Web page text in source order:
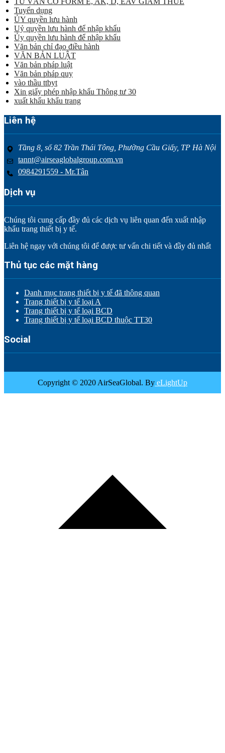
Tuyển dụng
ỦY quyền lưu hành
Uỷ quyền lưu hành để nhập khẩu
Ủy quyền lưu hành để nhập khẩu
Văn bản chỉ đạo điều hành
VĂN BẢN LUẬT
Văn bản pháp luật
Văn bản pháp quy
vào thầu ttbyt
Xin giấy phép nhập khẩu Thông tư 30
xuất khẩu khẩu trang
Liên hệ
Tầng 8, số 82 Trần Thái Tông, Phường Cầu Giấy, TP Hà Nội
tannt@airseaglobalgroup.com.vn
0984291559 - Mr.Tân
Dịch vụ
Chúng tôi cung cấp đầy đủ các dịch vụ liên quan đến xuất nhập
khẩu trang thiết bị y tế.
Liên hệ ngay với chúng tôi để được tư vấn chi tiết và đầy đủ nhất
Thủ tục các mặt hàng
Danh mục trang thiết bị y tế đã thông quan
Trang thiết bị y tế loại A
Trang thiết bị y tế loại BCD
Trang thiết bị y tế loại BCD thuộc TT30
Social
Copyright © 2020 AirSeaGlobal. By eLightUp